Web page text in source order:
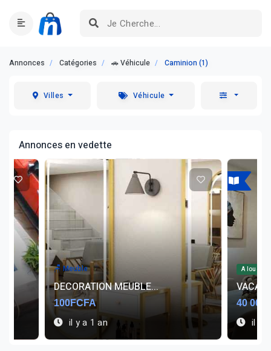
Annonces Catégories 🚗 Véhicule Caminion (1)
Villes Véhicule
Annonces en vedette
🪑 Meuble
DECORATION MEUBLE...
100FCFA
il y a 1 an
A louer
A louer
40
il y